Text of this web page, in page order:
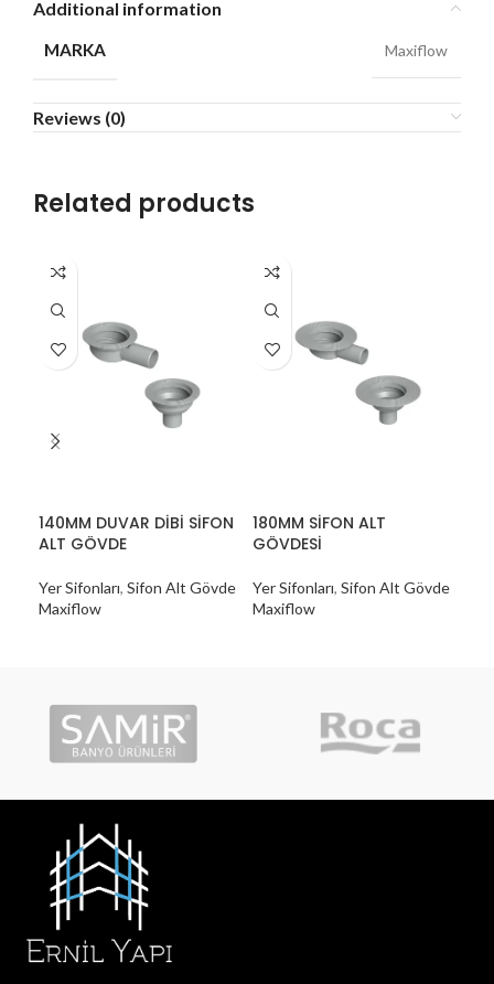
Additional information
MARKA Maxiflow
Reviews (0)
Related products
140MM DUVAR DİBİ SİFON
ALT GÖVDE
Yer Sifonları, Sifon Alt Gövde
Maxiflow
180MM SİFON ALT
GÖVDESİ
Yer Sifonları, Sifon Alt Gövde
Maxiflow